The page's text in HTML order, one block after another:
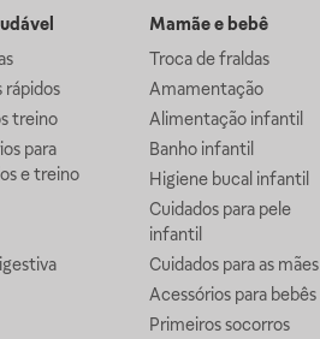
rápidos
treino
para
e treino
Mamãe e bebê
Troca de fraldas
Amamentação
Alimentação infantil
Banho infantil
Higiene bucal infantil
Cuidados para pele
infantil
Cuidados para as mães
Acessórios para bebês
Primeiros socorros